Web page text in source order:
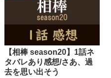
【相棒 season20】1話ネ
タバレあり感想/さあ、過
去を思い出そう